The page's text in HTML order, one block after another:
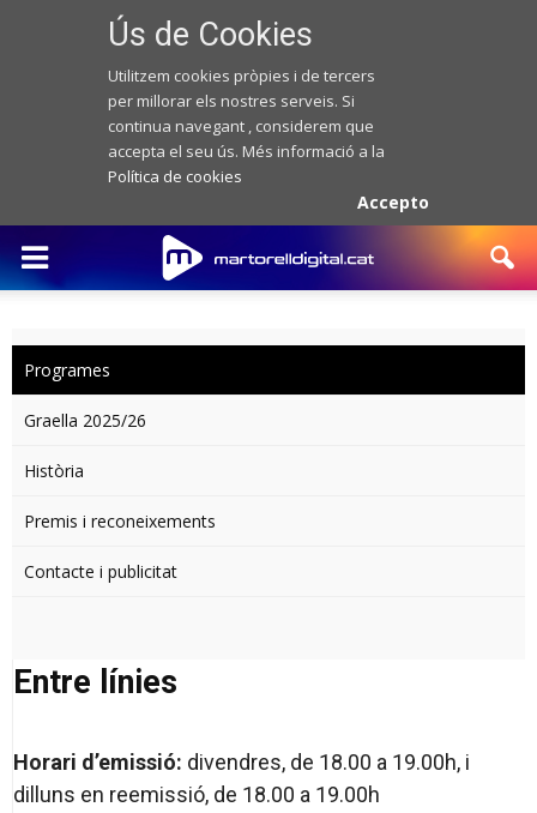
Ús de Cookies
Utilitzem cookies pròpies i de tercers
per millorar els nostres serveis. Si
continua navegant , considerem que
accepta el seu ús. Més informació a la
Política de cookies
Accepto
Programes
Graella 2025/26
Història
Premis i reconeixements
Contacte i publicitat
Entre línies
Horari d’emissió: divendres, de 18.00 a 19.00h, i
dilluns en reemissió, de 18.00 a 19.00h